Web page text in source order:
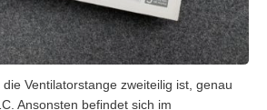
Ventilatorstange zweiteilig ist, genau
Ansonsten befindet sich im